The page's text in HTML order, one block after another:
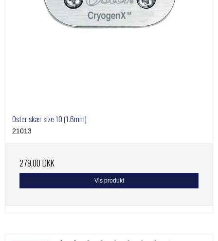
Oster skær size 10 (1.6mm)
21013
279,00 DKK
Vis produkt